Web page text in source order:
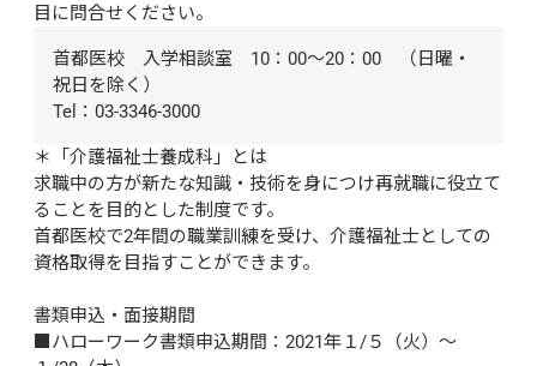
目に問合せください。
首都医校　入学相談室　10：00～20：00　（日曜・
祝日を除く）
Tel：03-3346-3000
＊「介護福祉士養成科」とは
求職中の方が新たな知識・技術を身につけ再就職に役立て
ることを目的とした制度です。
首都医校で2年間の職業訓練を受け、介護福祉士としての
資格取得を目指すことができます。
書類申込・面接期間
■ハローワーク書類申込期間：2021年１/５（火）～